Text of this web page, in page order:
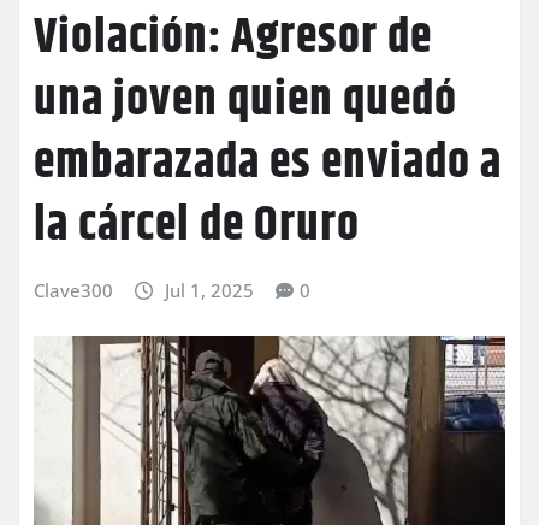
Violación: Agresor de
una joven quien quedó
embarazada es enviado a
la cárcel de Oruro
Clave300 Jul 1, 2025 0